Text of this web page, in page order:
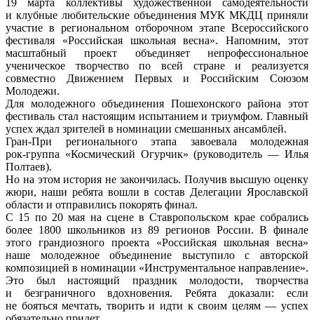
19 марта коллективы художественной самодеятельности
и клубные любительские объединения МУК МКДЦ приняли
участие в региональном отборочном этапе Всероссийского
фестиваля «Российская школьная весна». Напомним, этот
масштабный проект объединяет непрофессиональное
ученическое творчество по всей стране и реализуется
совместно Движением Первых и Российским Союзом
Молодежи.
Для молодежного объединения Пошехонского района этот
фестиваль стал настоящим испытанием и триумфом. Главный
успех ждал зрителей в номинации смешанных ансамблей.
Гран-При регионального этапа завоевала молодежная
рок-группа «Космический Огурчик» (руководитель — Илья
Полтаев).
Но на этом история не закончилась. Получив высшую оценку
жюри, наши ребята вошли в состав Делегации Ярославской
области и отправились покорять финал.
С 15 по 20 мая на сцене в Ставропольском крае собрались
более 1800 школьников из 89 регионов России. В финале
этого грандиозного проекта «Российская школьная весна»
наше молодежное объединение выступило с авторской
композицией в номинации «Инструментальное направление».
Это был настоящий праздник молодости, творчества
и безграничного вдохновения. Ребята доказали: если
не бояться мечтать, творить и идти к своим целям — успех